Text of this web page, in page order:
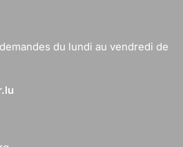
du lundi au vendredi de